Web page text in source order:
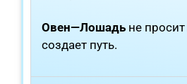
Овен—Лошадь не
создает путь.